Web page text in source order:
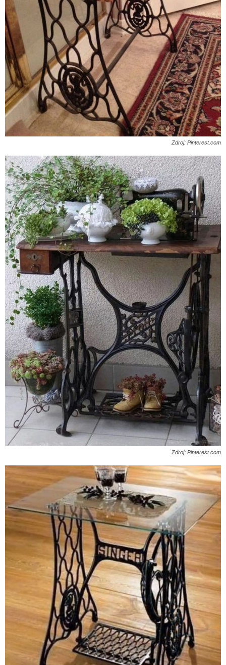
Zdroj: Pinterest.com
Zdroj: Pinterest.com